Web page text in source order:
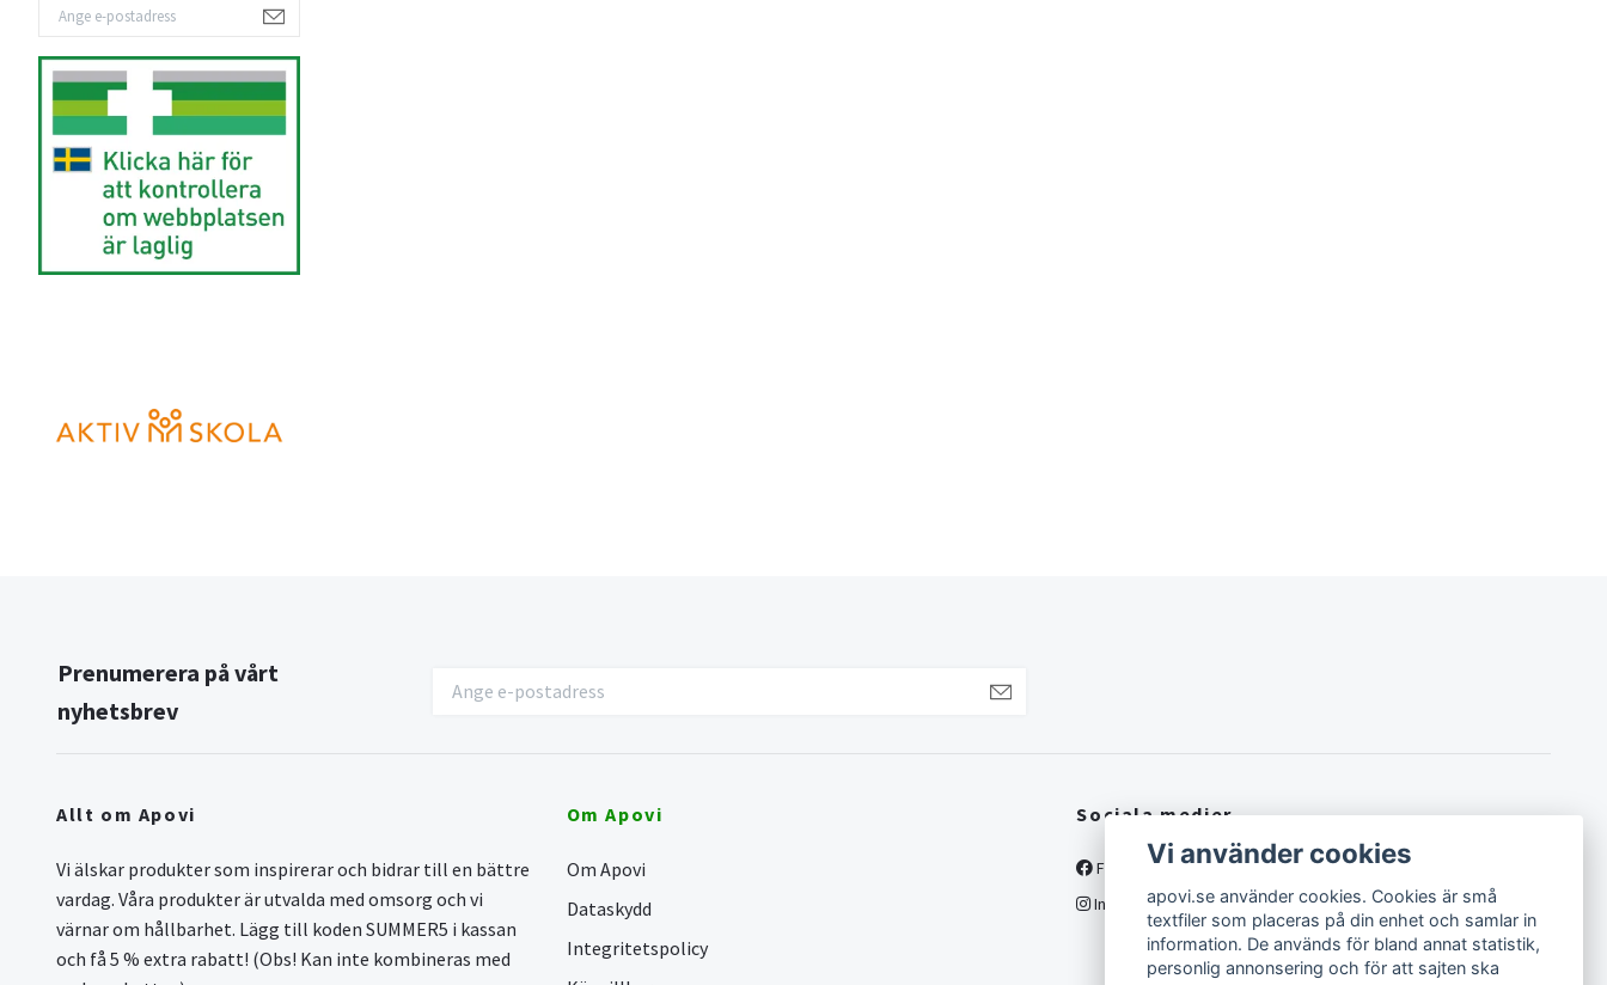
Prenumerera på vårt
nyhetsbrev
Allt om Apovi
Vi älskar produkter som inspirerar och bidrar till en bättre
vardag. Våra produkter är utvalda med omsorg och vi
värnar om hållbarhet. Lägg till koden SUMMER5 i kassan
och få 5 % extra rabatt! (Obs! Kan inte kombineras med
Om Apovi
Om Apovi
Dataskydd
Integritetspolicy
Sociala medier
Facebook
Instagram
Vi använder cookies
apovi.se använder cookies. Cookies är små
textfiler som placeras på din enhet och samlar in
information. De används för bland annat statistik,
personlig annonsering och för att sajten ska